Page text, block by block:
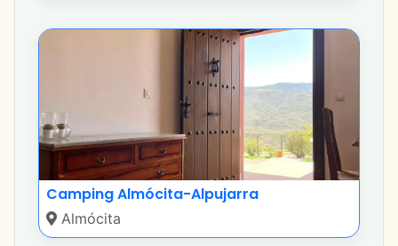
Camping Almócita-Alpujarra
Almócita